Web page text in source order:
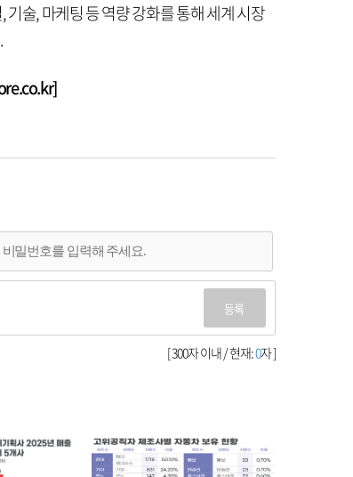
술, 마케팅 등 역량 강화를 통해 세계 시장
등록
[ 300자 이내 / 현재:0자 ]